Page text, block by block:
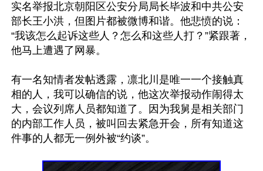
实名举报北京朝阳区公安分局局长毕波和中共公安
部长王小洪，但图片都被微博和谐。他悲愤的说：
“我该怎么起诉这些人？怎么和这些人打？”紧跟著，
他马上遭遇了网暴。
有一名知情者发帖透露，凛北川是唯一一个接触真
相的人，我可以确信的说，他这次举报动作闹得太
大，会议列席人员都知道了。因为我舅是相关部门
的内部工作人员，被叫回去紧急开会，所有知道这
件事的人都无一例外被“约谈”。